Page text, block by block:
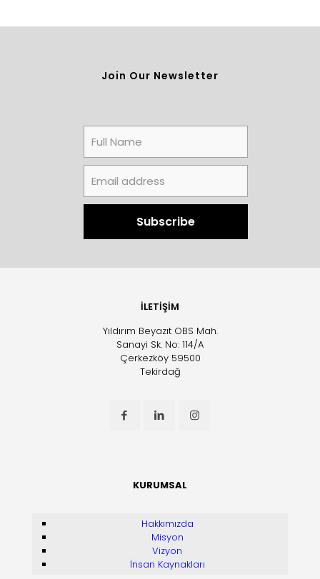
Join Our Newsletter
İLETİŞİM
Yıldırım Beyazıt OBS Mah.
Sanayi Sk. No: 114/A
Çerkezköy 59500
Tekirdağ
KURUMSAL
Hakkımızda
Misyon
Vizyon
İnsan Kaynakları